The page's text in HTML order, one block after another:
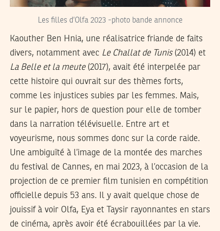
Les filles d’Olfa 2023 -photo bande annonce
Kaouther Ben Hnia, une réalisatrice friande de faits
divers, notamment avec Le Challat de Tunis (2014) et
La Belle et la meute (2017), avait été interpelée par
cette histoire qui ouvrait sur des thèmes forts,
comme les injustices subies par les femmes. Mais,
sur le papier, hors de question pour elle de tomber
dans la narration télévisuelle. Entre art et
voyeurisme, nous sommes donc sur la corde raide.
Une ambiguïté à l’image de la montée des marches
du festival de Cannes, en mai 2023, à l’occasion de la
projection de ce premier film tunisien en compétition
officielle depuis 53 ans. Il y avait quelque chose de
jouissif à voir Olfa, Eya et Taysir rayonnantes en stars
de cinéma, après avoir été écrabouillées par la vie.